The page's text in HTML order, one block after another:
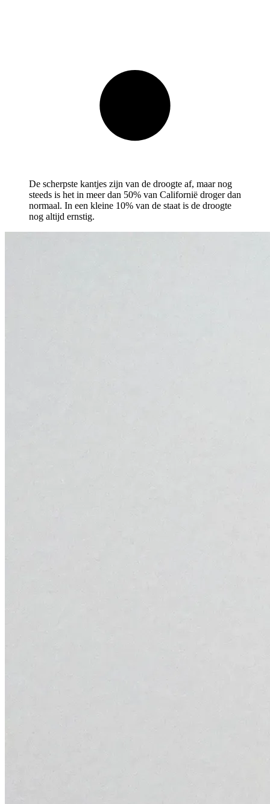
De scherpste kantjes zijn van de droogte af, maar nog
steeds is het in meer dan 50% van Californië droger dan
normaal. In een kleine 10% van de staat is de droogte
nog altijd ernstig.